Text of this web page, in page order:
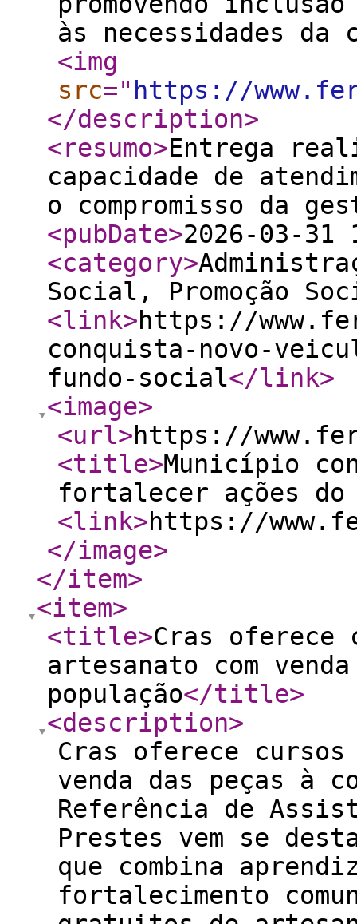
às necessidades da
<img
src=" https://
</description>
<resumo>Entrega
capacidade de
o compromisso da
<pubDate>2026-03-31
<category>
Social, Promoção
<link>https://
conquista-novo-
fundo-social</link>
<image>
<url>https://
<title>Município
fortalecer ações do
<link>https://
</image>
</item>
<item>
<title>Cras oferece
artesanato com
população</title>
<description>
Cras oferece
venda das peças à
Referência de
Prestes vem se
que combina
fortalecimento